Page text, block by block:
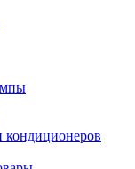
кондиционеров